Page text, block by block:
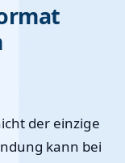
der einzige
kann bei